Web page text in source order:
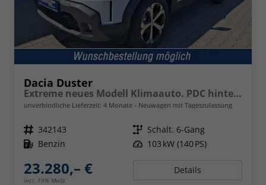
Dacia Duster
Extreme neues Modell Klimaauto. PDC hinten Kamera Tempomat Hands-free K. 17 Zoll Leichtmetallf.
unverbindliche Lieferzeit: 4 Monate Neuwagen mit Tageszulassung
Fahrzeugnr. 342143 Getriebe Schalt. 6-Gang
Kraftstoff Benzin Leistung 103 kW (140 PS)
23.280,– €
incl. 19% MwSt.
Details